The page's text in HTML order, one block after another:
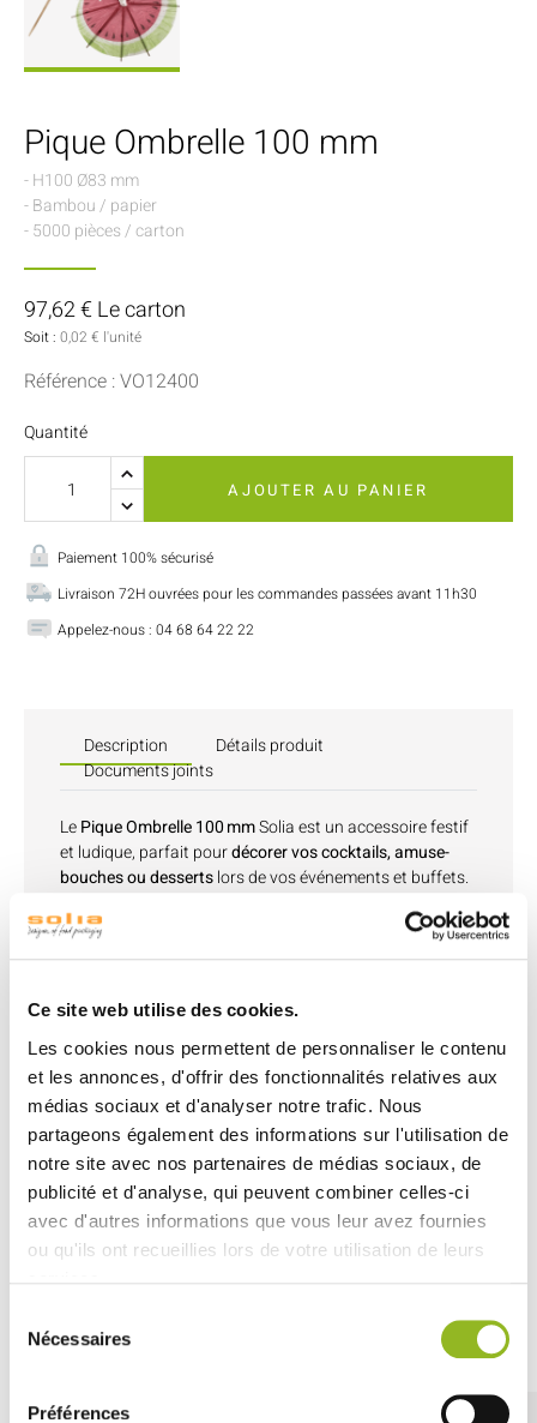
Ce site web utilise des cookies.
Les cookies nous permettent de personnaliser le contenu
et les annonces, d'offrir des fonctionnalités relatives aux
médias sociaux et d'analyser notre trafic. Nous
partageons également des informations sur l'utilisation de
notre site avec nos partenaires de médias sociaux, de
publicité et d'analyse, qui peuvent combiner celles-ci
avec d'autres informations que vous leur avez fournies
ou qu'ils ont recueillies lors de votre utilisation de leurs
Nécessaires
Préférences
Pique Ombrelle 100 mm
- H100 Ø83 mm
- Bambou / papier
- 5000 pièces / carton
97,62 € Le carton
Soit : 0,02 € l'unité
Référence : VO12400
Quantité
AJOUTER AU PANIER
Paiement 100% sécurisé
Livraison 72H ouvrées pour les commandes passées avant 11h30
Appelez-nous : 04 68 64 22 22
Description
Détails produit
Documents joints
LePique Ombrelle 100 mmSolia est un accessoire festif
et ludique, parfait pourdécorer vos cocktails, amuse-
bouches ou dessertslors de vos événements et buffets.
une touche visuelle originale à chaque présentation.
Fabriqué enbambou et papier sans lamination, il est
−18 °C à +120 °C, il peut être utilisé pour des
préparations froides ou chaudes.
Vendu encarton de 5000 pièces, il est idéal pour les
professionnels de la restauration.
Le petit plus : il peut également êtreplanté dans une
glace ou un dessertpour apporter une note ludique et
coloréeà vos créations sucrées.
Découvrez aussi